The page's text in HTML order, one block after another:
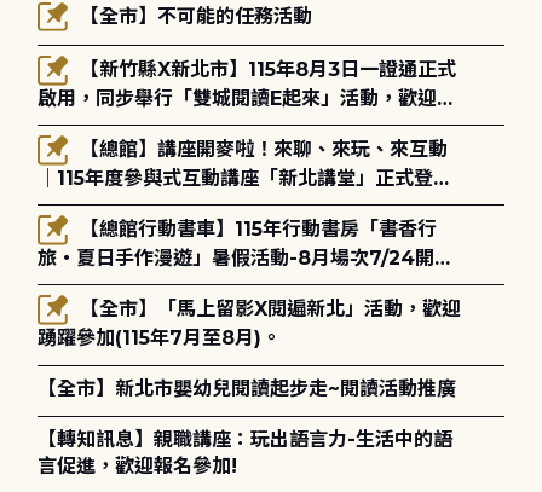
【全市】不可能的任務活動
啟用，同步舉行「雙城閱讀E起來」活動，歡迎踴
躍參加(115年8月3日至10月4日)。
｜115年度參與式互動講座「新北講堂」正式登
場！
旅・夏日手作漫遊」暑假活動-8月場次7/24開始
報名
踴躍參加(115年7月至8月)。
【全市】新北市嬰幼兒閱讀起步走~閱讀活動推廣
【轉知訊息】親職講座：玩出語言力-生活中的語
言促進，歡迎報名參加!